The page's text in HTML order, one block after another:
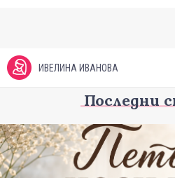
ИВЕЛИНА ИВАНОВА
Последни